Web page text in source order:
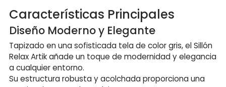
Características Principales
Diseño Moderno y Elegante
Tapizado en una sofisticada tela de color gris, el Sillón
Relax Artik añade un toque de modernidad y elegancia
a cualquier entorno.
Su estructura robusta y acolchada proporciona una